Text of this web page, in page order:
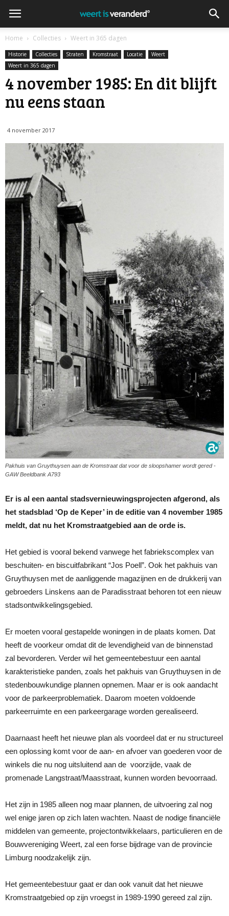
Home Collecties Weert in 365 dagen
Historie Collecties Straten Kromstraat Locatie
Weert
Weert in 365 dagen
4 november 1985: En dit blijft
nu eens staan
4 november 2017
Pakhuis van Gruythuysen aan de Kromstraat dat voor de sloopshamer wordt gered -
GAW Beeldbank A793
Er is al een aantal stadsvernieuwingsprojecten afgerond, als
het stadsblad ‘Op de Keper’ in de editie van 4 november 1985
meldt, dat nu het Kromstraatgebied aan de orde is.
Het gebied is vooral bekend vanwege het fabriekscomplex van
beschuiten- en biscuitfabrikant “Jos Poell”. Ook het pakhuis van
Gruythuysen met de aanliggende magazijnen en de drukkerij van
gebroeders Linskens aan de Paradisstraat behoren tot een nieuw
stadsontwikkelingsgebied.
Er moeten vooral gestapelde woningen in de plaats komen. Dat
heeft de voorkeur omdat dit de levendigheid van de binnenstad
zal bevorderen. Verder wil het gemeentebestuur een aantal
karakteristieke panden, zoals het pakhuis van Gruythuysen in de
stedenbouwkundige plannen opnemen. Maar er is ook aandacht
voor de parkeerproblematiek. Daarom moeten voldoende
parkeerruimte en een parkeergarage worden gerealiseerd.
Daarnaast heeft het nieuwe plan als voordeel dat er nu structureel
een oplossing komt voor de aan- en afvoer van goederen voor de
winkels die nu nog uitsluitend aan de voorzijde, vaak de
promenade Langstraat/Maasstraat, kunnen worden bevoorraad.
Het zijn in 1985 alleen nog maar plannen, de uitvoering zal nog
wel enige jaren op zich laten wachten. Naast de nodige financiële
middelen van gemeente, projectontwikkelaars, particulieren en de
Bouwvereniging Weert, zal een forse bijdrage van de provincie
Limburg noodzakelijk zijn.
Het gemeentebestuur gaat er dan ook vanuit dat het nieuwe
Kromstraatgebied op zijn vroegst in 1989-1990 gereed zal zijn.